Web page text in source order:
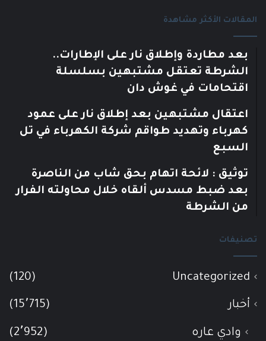
المقالات الأكثر مشاهدة
بعد مطاردة وإطلاق نار على الإطارات..
الشرطة تعتقل مشتبهين بسلسلة
اقتحامات في غوش دان
اعتقال مشتبهين بعد إطلاق نار على عمود
كهرباء وتهديد طواقم شركة الكهرباء في تل
السبع
توثيق : لائحة اتهام بحق شاب من الناصرة
بعد ضبط مسدس ألقاه خلال محاولته الفرار
من الشرطة
تصنيفات
Uncategorized
(120)
أخبار (15٬715)
وادي عاره (2٬952)